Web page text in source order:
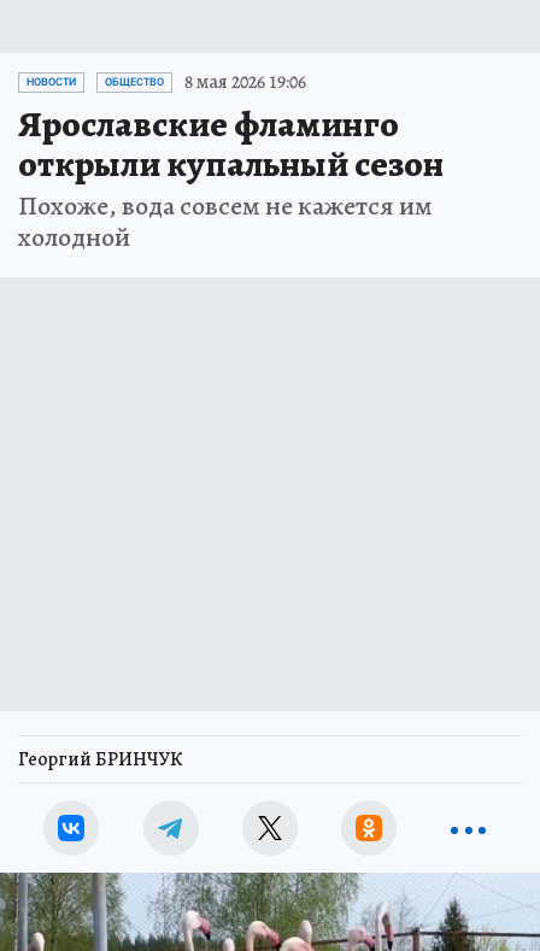
НОВОСТИ ОБЩЕСТВО 8 мая 2026 19:06
Ярославские фламинго
открыли купальный сезон
Похоже, вода совсем не кажется им
холодной
Георгий БРИНЧУК